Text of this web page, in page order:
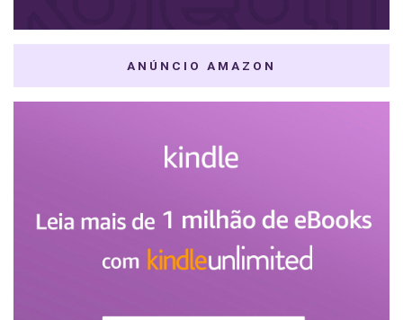
ANÚNCIO AMAZON